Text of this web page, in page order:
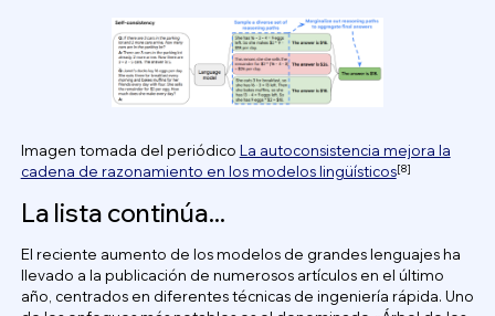
Imagen tomada del periódico La autoconsistencia mejora la
cadena de razonamiento en los modelos lingüísticos[8]
La lista continúa...
El reciente aumento de los modelos de grandes lenguajes ha
llevado a la publicación de numerosos artículos en el último
año, centrados en diferentes técnicas de ingeniería rápida. Uno